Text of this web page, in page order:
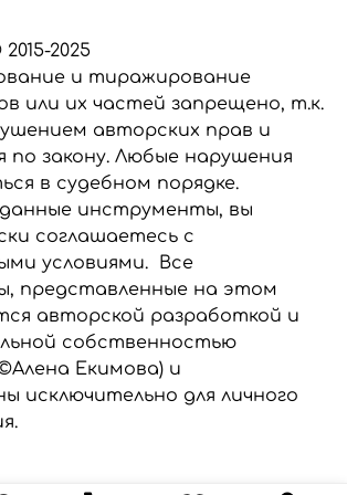
подходящий силикон для
представленные в этом
являются разработкой
защищены законом об
Предназначены только для
использования. Любое
и тиражирование
запрещено и преследуется по
2025
и тиражирование
или их частей запрещено, т.к.
авторских прав и
по закону. Любые нарушения
в судебном порядке.
инструменты, вы
соглашаетесь с
условиями. Все
представленные на этом
авторской разработкой и
собственностью
Екимова) и
исключительно для личного